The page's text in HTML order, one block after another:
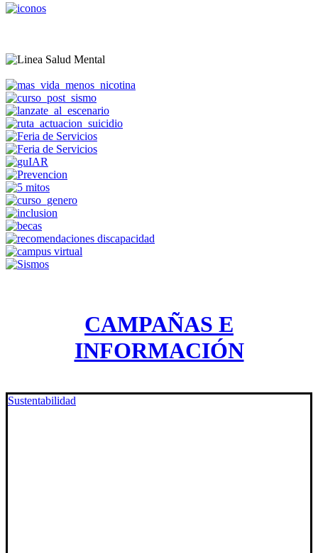
CAMPAÑAS E
INFORMACIÓN
Sustentabilidad